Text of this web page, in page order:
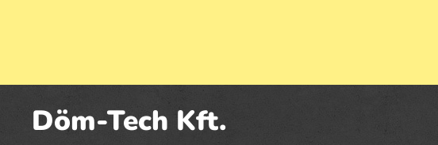
Döm-Tech Kft.